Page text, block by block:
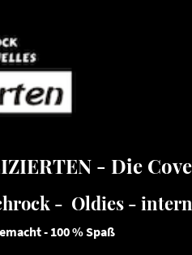
- Die
- 100 % Spaß
- Oldies -